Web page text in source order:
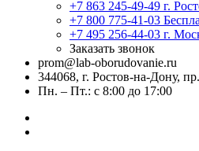
+7 863 245-49-49 г.
+7 800 775-41-03
+7 495 256-44-03 г.
Заказать звонок
prom@lab-oborudovanie.ru
344068, г. Ростов-на-Дону,
Пн. – Пт.: с 8:00 до 17:00